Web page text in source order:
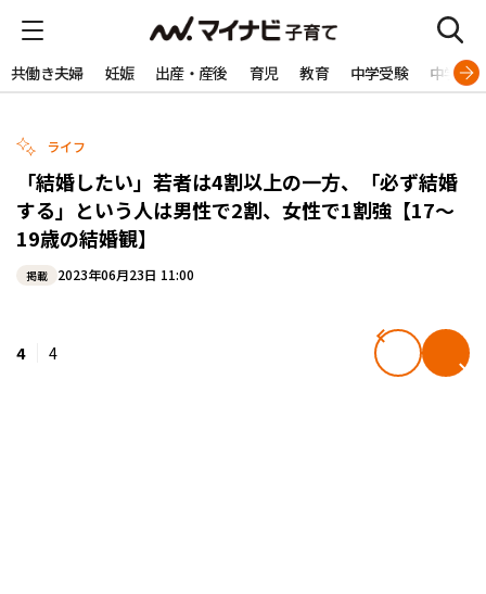
共働き夫婦 妊娠 出産・産後 育児 教育 中学受験 中学生
ライフ
「結婚したい」若者は4割以上の一方、「必ず結婚
する」という人は男性で2割、女性で1割強【17～
19歳の結婚観】
掲載 2023年06月23日 11:00
4 4